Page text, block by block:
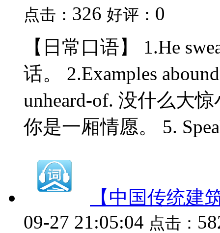
点击： 326 好评： 0
【日常口语】 1.He
话。 2.Examples
unheard-of. 没什么大
你是一厢情愿。 5.
【中国传统建
09-27 21:05:04 点击：